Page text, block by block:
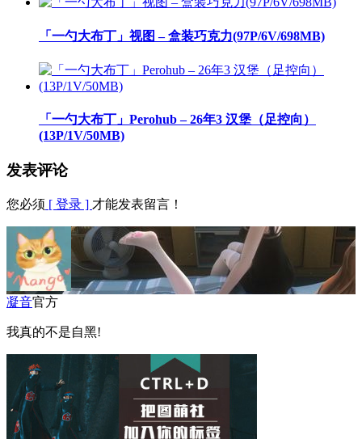
「一勺大布丁」视图 – 盒装巧克力(97P/6V/698MB)
「一勺大布丁」Perohub – 26年3 汉堡（足控向）
(13P/1V/50MB)
发表评论
您必须 [ 登录 ] 才能发表留言！
凝音官方
我真的不是自黑!